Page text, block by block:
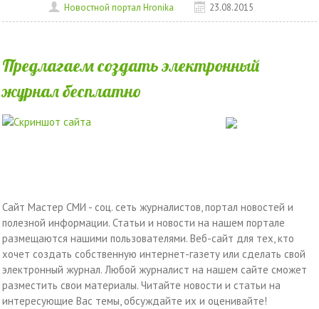
Новостной портал Hronika
23.08.2015
Предлагаем создать электронный
журнал бесплатно
Сайт Мастер СМИ - соц. сеть журналистов, портал новостей и
полезной информации. Статьи и новости на нашем портале
размещаются нашими пользователями. Веб-сайт для тех, кто
хочет создать собственную интернет-газету или сделать свой
электронный журнал. Любой журналист на нашем сайте сможет
разместить свои материалы. Читайте новости и статьи на
интересующие Вас темы, обсуждайте их и оценивайте!